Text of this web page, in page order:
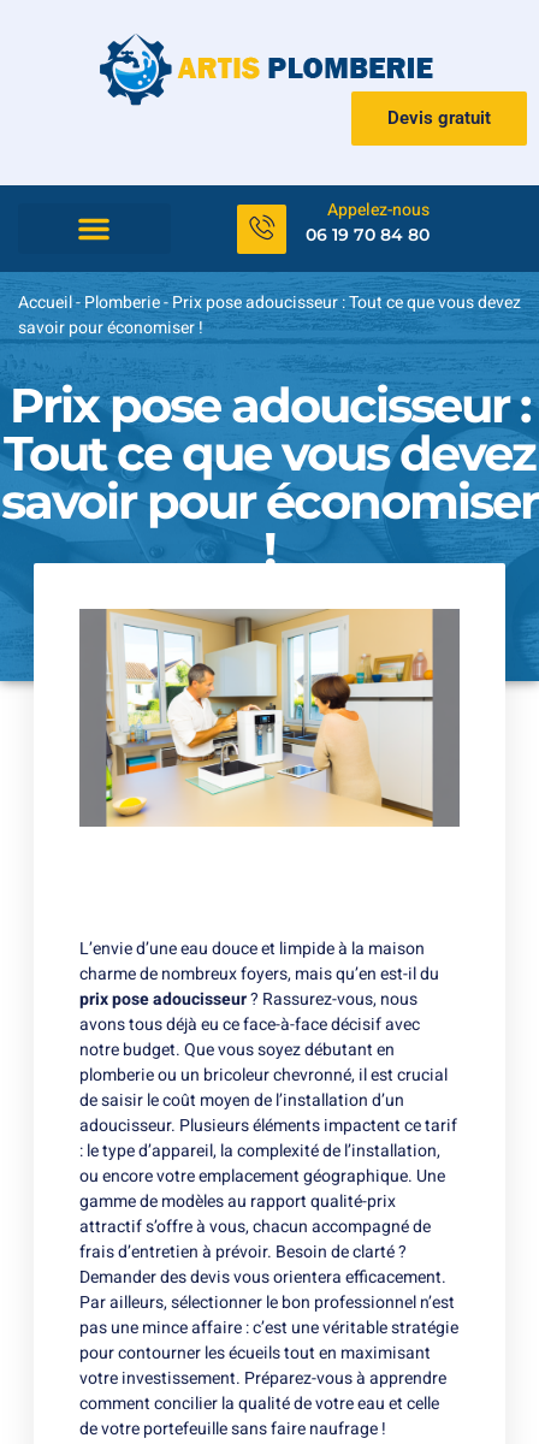
Devis gratuit
Appelez-nous
06 19 70 84 80
Accueil-Plomberie-Prix pose adoucisseur : Tout ce que vous devez
savoir pour économiser !
Prix pose adoucisseur :
Tout ce que vous devez
savoir pour économiser
!
09/11/2024
L’envie d’une eau douce et limpide à la maison
charme de nombreux foyers, mais qu’en est-il du
prix pose adoucisseur? Rassurez-vous, nous
avons tous déjà eu ce face-à-face décisif avec
notre budget. Que vous soyez débutant en
plomberie ou un bricoleur chevronné, il est crucial
de saisir le coût moyen de l’installation d’un
adoucisseur. Plusieurs éléments impactent ce tarif
: le type d’appareil, la complexité de l’installation,
ou encore votre emplacement géographique. Une
gamme de modèles au rapport qualité-prix
attractif s’offre à vous, chacun accompagné de
frais d’entretien à prévoir. Besoin de clarté ?
Demander des devis vous orientera efficacement.
Par ailleurs, sélectionner le bon professionnel n’est
pas une mince affaire : c’est une véritable stratégie
pour contourner les écueils tout en maximisant
votre investissement. Préparez-vous à apprendre
comment concilier la qualité de votre eau et celle
de votre portefeuille sans faire naufrage !